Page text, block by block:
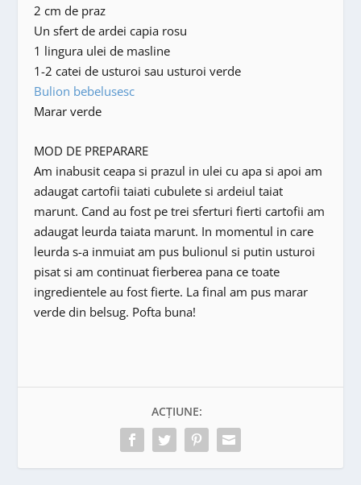
2 cm de praz
Un sfert de ardei capia rosu
1 lingura ulei de masline
1-2 catei de usturoi sau usturoi verde
Bulion bebelusesc
Marar verde
MOD DE PREPARARE
Am inabusit ceapa si prazul in ulei cu apa si apoi am
adaugat cartofii taiati cubulete si ardeiul taiat
marunt. Cand au fost pe trei sferturi fierti cartofii am
adaugat leurda taiata marunt. In momentul in care
leurda s-a inmuiat am pus bulionul si putin usturoi
pisat si am continuat fierberea pana ce toate
ingredientele au fost fierte. La final am pus marar
verde din belsug. Pofta buna!
ACȚIUNE: